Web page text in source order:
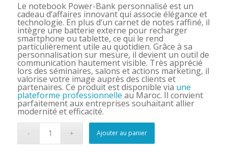
Le notebook Power-Bank personnalisé est un
cadeau d’affaires innovant qui associe élégance et
technologie. En plus d’un carnet de notes raffiné, il
intègre une batterie externe pour recharger
smartphone ou tablette, ce qui le rend
particulièrement utile au quotidien. Grâce à sa
personnalisation sur mesure, il devient un outil de
communication hautement visible. Très apprécié
lors des séminaires, salons et actions marketing, il
valorise votre image auprès des clients et
partenaires. Ce produit est disponible via une
plateforme professionnelle au Maroc. Il convient
parfaitement aux entreprises souhaitant allier
modernité et efficacité.
Ajouter au panier